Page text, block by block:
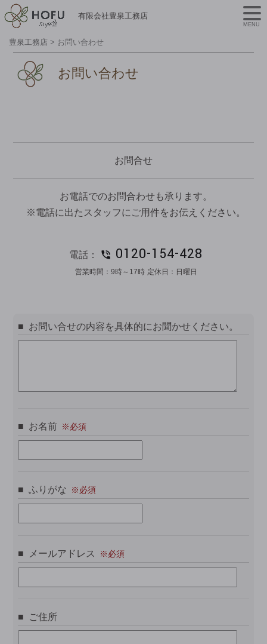
有限会社豊泉工務店
豊泉工務店 > お問い合わせ
お問い合わせ
お問合せ
お電話でのお問合わせも承ります。
※電話に出たスタッフにご用件をお伝えください。
電話： 0120-154-428
営業時間： 9時～17時 定休日： 日曜日
お問い合せの内容を具体的にお聞かせください。
お名前
ふりがな
メールアドレス
ご住所
MENU